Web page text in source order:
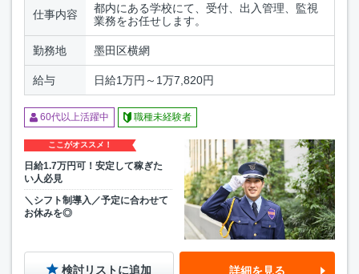
仕事内容
都内にある学校にて、受付、出入管理、監視
業務をお任せします。
勤務地 墨田区横網
給与 日給1万円～1万7,820円
60代以上活躍中 職種未経験者
ここがオススメ！
日給1.7万円可！安定して稼ぎた
い人必見
＼シフト制導入／予定に合わせて
お休みを◎
検討リストに追加 詳細を見る